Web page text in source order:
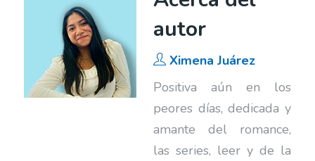
autor
Ximena Juárez
Positiva aún en los
peores días, dedicada y
amante del romance,
las series, leer y de la